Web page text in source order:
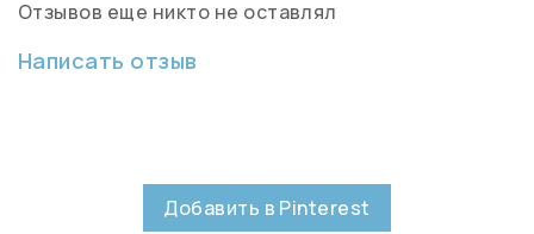
Отзывов еще никто не оставлял
Написать отзыв
Добавить в Pinterest